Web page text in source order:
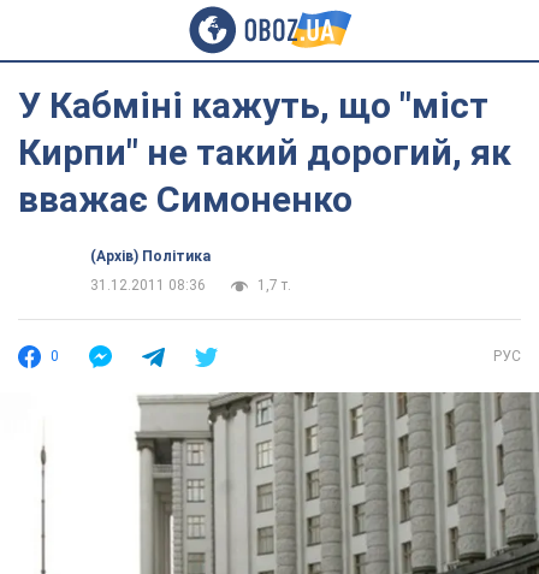
У Кабміні кажуть, що "міст
Кирпи" не такий дорогий, як
вважає Симоненко
(Архів) Політика
31.12.2011 08:36
1,7 т.
0 РУС